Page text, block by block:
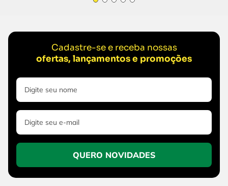
Cadastre-se e receba nossas
ofertas, lançamentos e promoções
QUERO NOVIDADES